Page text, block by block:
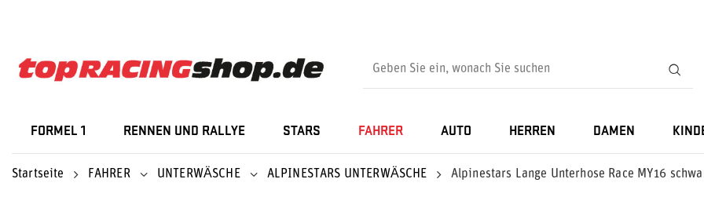
FORMEL 1 RENNEN UND RALLYE STARS FAHRER AUTO HERREN DAMEN
Startseite FAHRER UNTERWÄSCHE ALPINESTARS UNTERWÄSCHE Alpinestars Lange Unterhose Race MY16